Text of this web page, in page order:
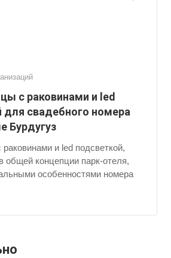
с раковинами и led
для свадебного номера
Бурдугуз
и led подсветкой,
общей концепции парк-отеля,
особенностями номера